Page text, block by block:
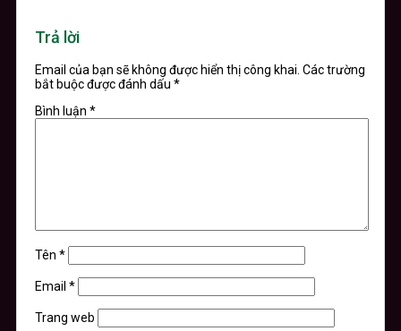
Trả lời
Email của bạn sẽ không được hiển thị công khai. Các trường
bắt buộc được đánh dấu *
Bình luận *
Tên *
Email *
Trang web